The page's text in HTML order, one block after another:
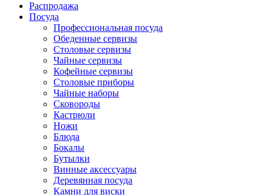
Распродажа
Посуда
Профессиональная посуда
Обеденные сервизы
Столовые сервизы
Чайные сервизы
Кофейные сервизы
Столовые приборы
Чайные наборы
Сковороды
Кастрюли
Ножи
Блюда
Бокалы
Бутылки
Винные аксессуары
Деревянная посуда
Камни для виски